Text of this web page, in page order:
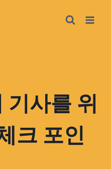
기사를 위
크 포인